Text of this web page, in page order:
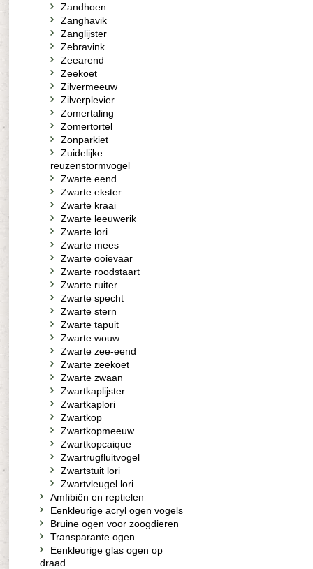
Zandhoen
Zanghavik
Zanglijster
Zebravink
Zeearend
Zeekoet
Zilvermeeuw
Zilverplevier
Zomertaling
Zomertortel
Zonparkiet
Zuidelijke
reuzenstormvogel
Zwarte eend
Zwarte ekster
Zwarte kraai
Zwarte leeuwerik
Zwarte lori
Zwarte mees
Zwarte ooievaar
Zwarte roodstaart
Zwarte ruiter
Zwarte specht
Zwarte stern
Zwarte tapuit
Zwarte wouw
Zwarte zee-eend
Zwarte zeekoet
Zwarte zwaan
Zwartkaplijster
Zwartkaplori
Zwartkop
Zwartkopmeeuw
Zwartkopcaique
Zwartrugfluitvogel
Zwartstuit lori
Zwartvleugel lori
Amfibiën en reptielen
Eenkleurige acryl ogen vogels
Bruine ogen voor zoogdieren
Transparante ogen
Eenkleurige glas ogen op
draad